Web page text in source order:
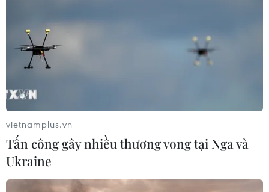
vietnamplus.vn
Tấn công gây nhiều thương vong tại Nga và
Ukraine